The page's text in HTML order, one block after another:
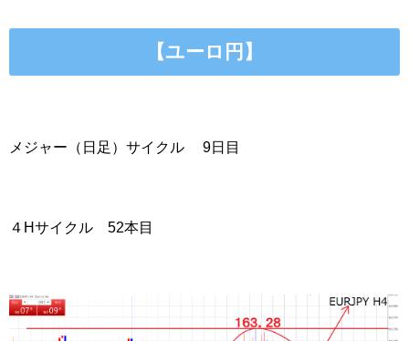
【ユーロ円】
メジャー（日足）サイクル 9日目
４Hサイクル 52本目